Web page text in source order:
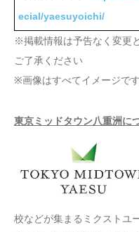
ecial/yaesuyoichi/
※掲載情報は予告なく変更
ご了承ください
※画像はすべてイメージです
東京ミッドタウン八重洲に
校などが集まるミクストユ